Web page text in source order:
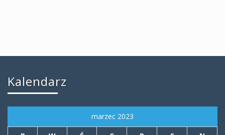
Kalendarz
marzec 2023